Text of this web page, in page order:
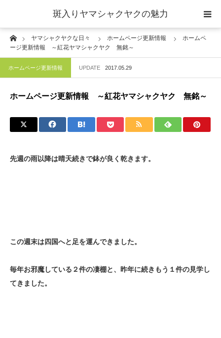
斑入りヤマシャクヤクの魅力
Homeヤマシャクヤクな日々 ホームページ更新情報
ホームペ
ージ更新情報 ～紅花ヤマシャクヤク 無銘～
ホームページ更新情報 UPDATE 2017.05.29
ホームページ更新情報 ～紅花ヤマシャクヤク 無銘～
先週の雨以降は晴天続きで鉢が良く乾きます。
この週末は四国へと足を運んできました。
毎年お邪魔している２件の凄棚と、昨年に続きもう１件の見学し
てきました。
当サイトについて
斑入りヤマシャクヤクの魅力 ギャラリー
ブログ ーヤマシャクヤクな日々ー
栽培について